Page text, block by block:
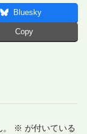
Bluesky
Copy
※ が付いている